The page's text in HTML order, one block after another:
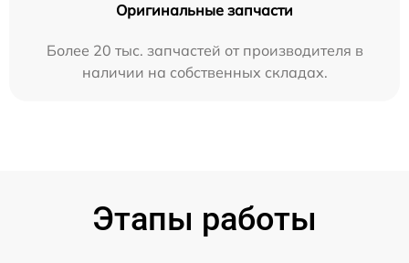
Оригинальные запчасти
Более 20 тыс. запчастей от производителя в
наличии на собственных складах.
Этапы работы